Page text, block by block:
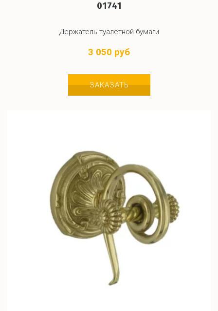
01741
Держатель туалетной бумаги
3 050 руб
ЗАКАЗАТЬ